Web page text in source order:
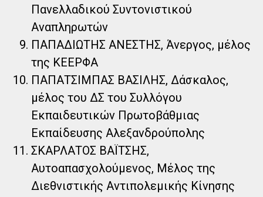
Πανελλαδικού Συντονιστικού
Αναπληρωτών
ΠΑΠΑΔΙΩΤΗΣ ΑΝΕΣΤΗΣ, Άνεργος, μέλος
της ΚΕΕΡΦΑ
ΠΑΠΑΤΣΙΜΠΑΣ ΒΑΣΙΛΗΣ, Δάσκαλος,
μέλος του ΔΣ του Συλλόγου
Εκπαιδευτικών Πρωτοβάθμιας
Εκπαίδευσης Αλεξανδρούπολης
ΣΚΑΡΛΑΤΟΣ ΒΑΪΤΣΗΣ,
Αυτοαπασχολούμενος, Μέλος της
Διεθνιστικής Αντιπολεμικής Κίνησης